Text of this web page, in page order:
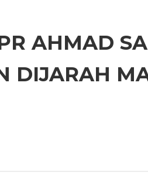
AHMAD
DIJARAH